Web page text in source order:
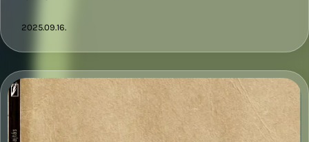
2025.09.16.